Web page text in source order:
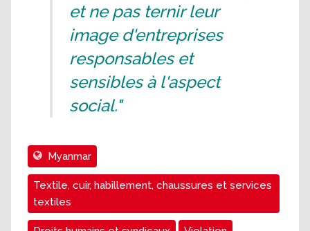
et ne pas ternir leur
image d'entreprises
responsables et
sensibles à l'aspect
social."
Myanmar
Textile, cuir, habillement, chaussures et services
textiles